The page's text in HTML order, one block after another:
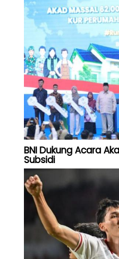
BNI Dukung Acara
Subsidi